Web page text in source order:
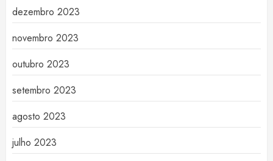
dezembro 2023
novembro 2023
outubro 2023
setembro 2023
agosto 2023
julho 2023